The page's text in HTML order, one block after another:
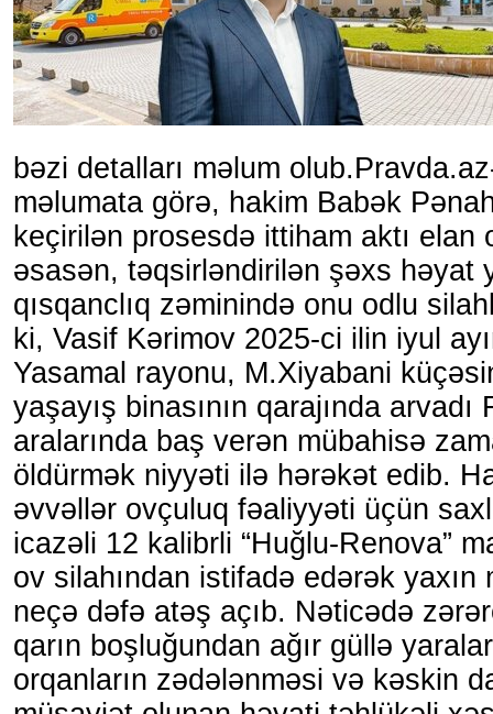
bəzi detalları məlum
məlumata görə, hakim Babək
keçirilən prosesdə ittiham aktı elan
əsasən, təqsirləndirilən şəxs həyat
qısqanclıq zəminində onu odlu
ki, Vasif Kərimov 2025-ci ilin iyul
Yasamal rayonu, M.Xiyabani
yaşayış binasının qarajında arvadı
aralarında baş verən mübahisə
öldürmək niyyəti ilə hərəkət edib.
əvvəllər ovçuluq fəaliyyəti üçün
icazəli 12 kalibrli “Huğlu-Renova”
ov silahından istifadə edərək yaxın
neçə dəfə atəş açıb. Nəticədə
qarın boşluğundan ağır güllə
orqanların zədələnməsi və kəskin